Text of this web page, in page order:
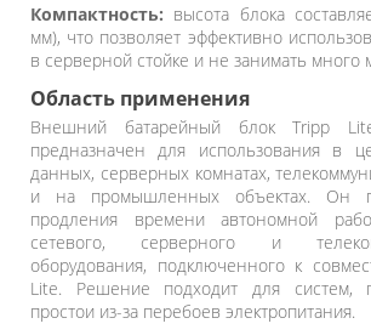
Компактность: высота блока
мм), что позволяет эффективно
в серверной стойке и не занимать много
Область применения
Внешний батарейный блок Tripp Lite
предназначен для использования в
данных, серверных комнатах,
и на промышленных объектах. Он
продления времени автономной
сетевого, серверного и
оборудования, подключенного к
Lite. Решение подходит для систем,
простои из-за перебоев электропитания.